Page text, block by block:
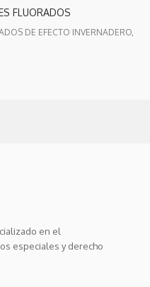
FLUORADOS
DE EFECTO INVERNADERO,
en el
especiales y derecho